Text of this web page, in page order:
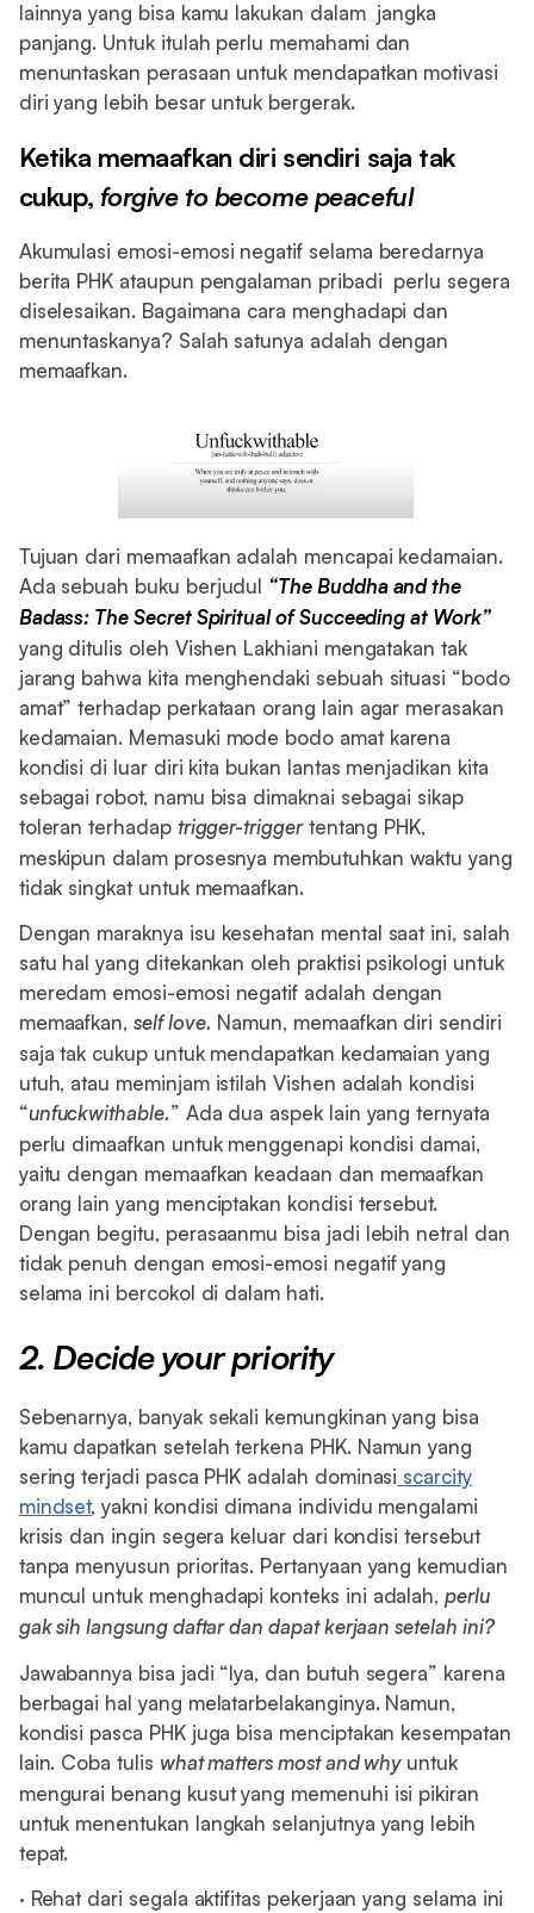
lainnya yang bisa kamu lakukan dalam jangka
panjang. Untuk itulah perlu memahami dan
menuntaskan perasaan untuk mendapatkan motivasi
diri yang lebih besar untuk bergerak.
Ketika memaafkan diri sendiri saja tak
cukup, forgive to become peaceful
Akumulasi emosi-emosi negatif selama beredarnya
berita PHK ataupun pengalaman pribadi perlu segera
diselesaikan. Bagaimana cara menghadapi dan
menuntaskanya? Salah satunya adalah dengan
memaafkan.
Tujuan dari memaafkan adalah mencapai kedamaian.
Ada sebuah buku berjudul “The Buddha and the
Badass: The Secret Spiritual of Succeeding at Work”
yang ditulis oleh Vishen Lakhiani mengatakan tak
jarang bahwa kita menghendaki sebuah situasi “bodo
amat” terhadap perkataan orang lain agar merasakan
kedamaian. Memasuki mode bodo amat karena
kondisi di luar diri kita bukan lantas menjadikan kita
sebagai robot, namu bisa dimaknai sebagai sikap
toleran terhadap trigger-triggertentang PHK,
meskipun dalam prosesnya membutuhkan waktu yang
tidak singkat untuk memaafkan.
Dengan maraknya isu kesehatan mental saat ini, salah
satu hal yang ditekankan oleh praktisi psikologi untuk
meredam emosi-emosi negatif adalah dengan
memaafkan,self love. Namun, memaafkan diri sendiri
saja tak cukup untuk mendapatkan kedamaian yang
utuh, atau meminjam istilah Vishen adalah kondisi
“unfuckwithable.” Ada dua aspek lain yang ternyata
perlu dimaafkan untuk menggenapi kondisi damai,
yaitu dengan memaafkan keadaan dan memaafkan
orang lain yang menciptakan kondisi tersebut.
Dengan begitu, perasaanmu bisa jadi lebih netral dan
tidak penuh dengan emosi-emosi negatif yang
selama ini bercokol di dalam hati.
2. Decide your priority
Sebenarnya, banyak sekali kemungkinan yang bisa
kamu dapatkan setelah terkena PHK. Namun yang
sering terjadi pasca PHK adalah dominasi scarcity
mindset, yakni kondisi dimana individu mengalami
krisis dan ingin segera keluar dari kondisi tersebut
tanpa menyusun prioritas. Pertanyaan yang kemudian
muncul untuk menghadapi konteks ini adalah,perlu
gak sih langsung daftar dan dapat kerjaan setelah ini?
Jawabannya bisa jadi “Iya, dan butuh segera” karena
berbagai hal yang melatarbelakanginya. Namun,
kondisi pasca PHK juga bisa menciptakan kesempatan
lain. Coba tulis what matters most and whyuntuk
mengurai benang kusut yang memenuhi isi pikiran
untuk menentukan langkah selanjutnya yang lebih
tepat.
· Rehat dari segala aktifitas pekerjaan yang selama ini